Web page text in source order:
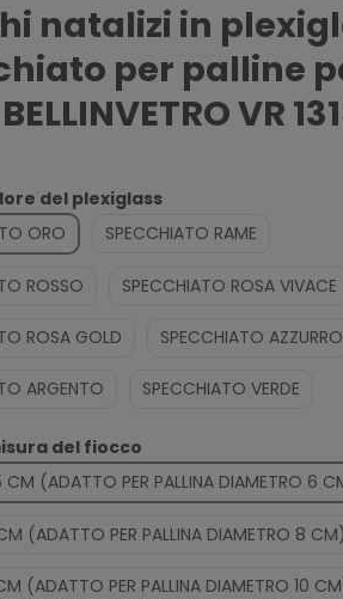
natalizi in
per palline
VR
del plexiglass
ORO
SPECCHIATO RAME
ROSSO SPECCHIATO ROSA VIVACE
ROSA GOLD SPECCHIATO AZZURRO
ARGENTO SPECCHIATO VERDE
del fiocco
CM (ADATTO PER PALLINA DIAMETRO 6
(ADATTO PER PALLINA DIAMETRO 8 CM)
(ADATTO PER PALLINA DIAMETRO 10